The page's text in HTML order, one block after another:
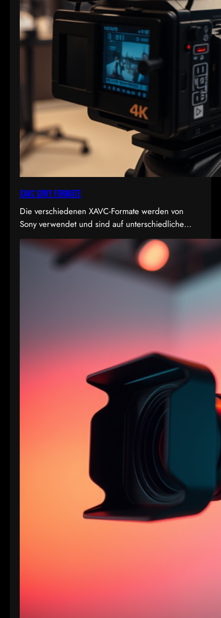
XAVC Sony Formate
Die verschiedenen XAVC-Formate werden von
Sony verwendet und sind auf unterschiedliche
Bedürfnisse in Bezug auf Qualität, Dateigröße und
Bitrate abgestimmt. Hier sind die Details zu den
Formaten: 1. XAVC S-I DCI: • Dies ist eine
intraframe-Version von XAVC S, die in DCI 4K-
Auflösung (4096×2160) arbeitet. “I” steht für